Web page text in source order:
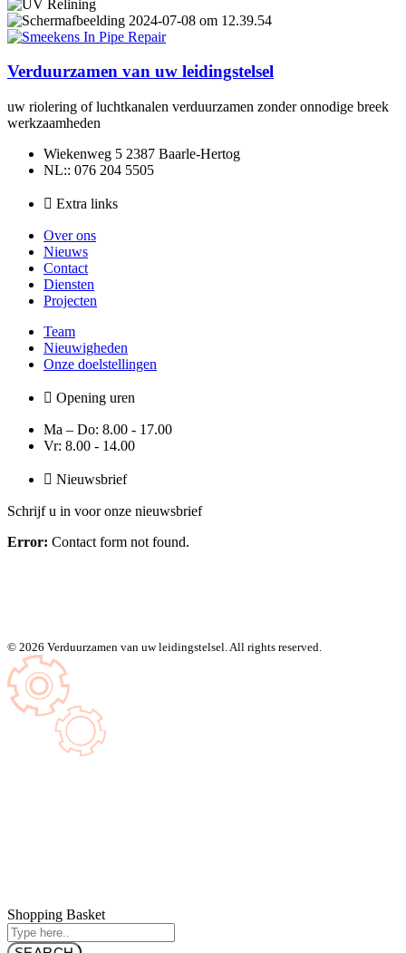
Verduurzamen van uw leidingstelsel
uw riolering of luchtkanalen verduurzamen zonder onnodige breek
werkzaamheden
Wiekenweg 5 2387 Baarle-Hertog
NL:: 076 204 5505
Extra links
Over ons
Nieuws
Contact
Diensten
Projecten
Team
Nieuwigheden
Onze doelstellingen
Opening uren
Ma – Do: 8.00 - 17.00
Vr: 8.00 - 14.00
Nieuwsbrief
Schrijf u in voor onze nieuwsbrief
Error: Contact form not found.
© 2026 Verduurzamen van uw leidingstelsel. All rights reserved.
Shopping Basket